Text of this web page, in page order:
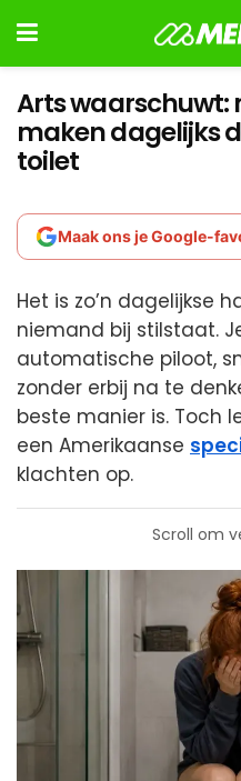
Arts waarschuwt:
maken dagelijks
toilet
Maak ons je Google-
Het is zo’n dagelijkse
niemand bij stilstaat.
automatische piloot,
zonder erbij na te
beste manier is. Toch
een Amerikaanse
klachten op.
Scroll om